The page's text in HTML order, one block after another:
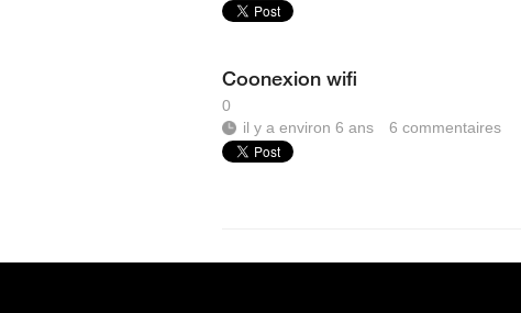
Coonexion wifi
0
il y a environ 6 ans
6 commentaires